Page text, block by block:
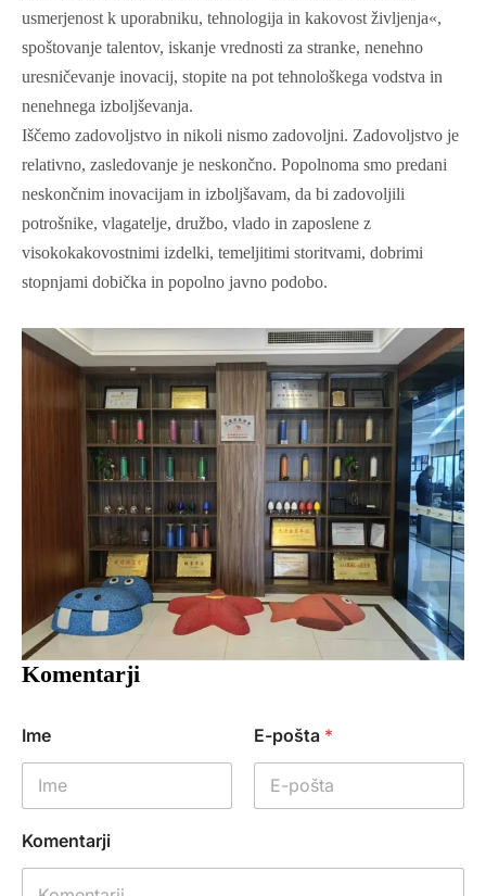
usmerjenost k uporabniku, tehnologija in kakovost življenja«,
spoštovanje talentov, iskanje vrednosti za stranke, nenehno
uresničevanje inovacij, stopite na pot tehnološkega vodstva in
nenehnega izboljševanja.
Iščemo zadovoljstvo in nikoli nismo zadovoljni. Zadovoljstvo je
relativno, zasledovanje je neskončno. Popolnoma smo predani
neskončnim inovacijam in izboljšavam, da bi zadovoljili
potrošnike, vlagatelje, družbo, vlado in zaposlene z
visokokakovostnimi izdelki, temeljitimi storitvami, dobrimi
stopnjami dobička in popolno javno podobo.
Komentarji
Ime E-pošta *
Komentarji